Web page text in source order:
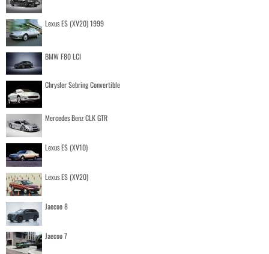
Lexus ES (XV20) 1999
BMW F80 LCI
Chrysler Sebring Convertible
Mercedes Benz CLK GTR
Lexus ES (XV10)
Lexus ES (XV20)
Jaecoo 8
Jaecoo 7